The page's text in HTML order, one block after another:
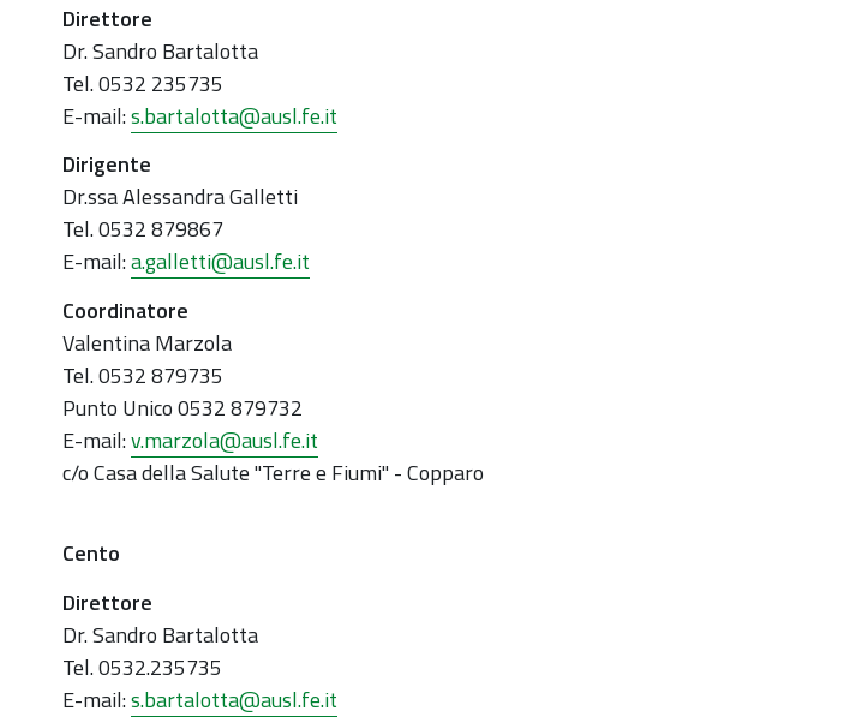
Direttore
Dr. Sandro Bartalotta
Tel. 0532 235735
E-mail:s.bartalotta@ausl.fe.it
Dirigente
Dr.ssa Alessandra Galletti
Tel. 0532 879867
E-mail:a.galletti@ausl.fe.it
Coordinatore
Valentina Marzola
Tel. 0532 879735
Punto Unico 0532 879732
E-mail:v.marzola@ausl.fe.it
c/o Casa della Salute "Terre e Fiumi" - Copparo
Cento
Direttore
Dr. Sandro Bartalotta
Tel. 0532.235735
E-mail:s.bartalotta@ausl.fe.it